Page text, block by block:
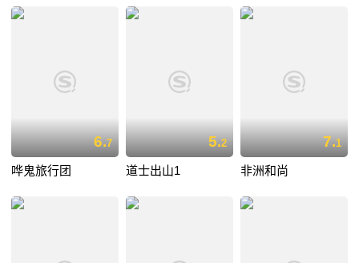
6.7
哗鬼旅行团
5.2
道士出山1
7.1
非洲和尚